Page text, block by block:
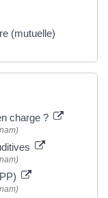
(mutuelle)
charge ?